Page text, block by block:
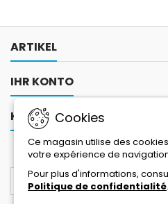
ARTIKEL
IHR KONTO
KONTAKTCookies
Ce magasin utilise des
votre expérience de
Pour plus d'informations,
Politique de confidentialité.